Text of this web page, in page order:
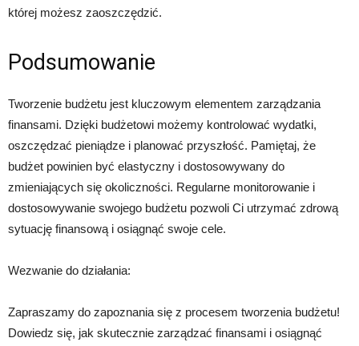
której możesz zaoszczędzić.
Podsumowanie
Tworzenie budżetu jest kluczowym elementem zarządzania
finansami. Dzięki budżetowi możemy kontrolować wydatki,
oszczędzać pieniądze i planować przyszłość. Pamiętaj, że
budżet powinien być elastyczny i dostosowywany do
zmieniających się okoliczności. Regularne monitorowanie i
dostosowywanie swojego budżetu pozwoli Ci utrzymać zdrową
sytuację finansową i osiągnąć swoje cele.
Wezwanie do działania:
Zapraszamy do zapoznania się z procesem tworzenia budżetu!
Dowiedz się, jak skutecznie zarządzać finansami i osiągnąć